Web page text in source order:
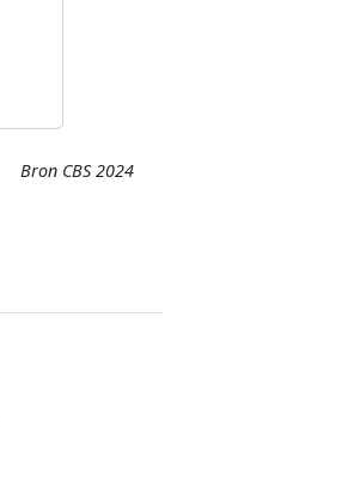
Bron CBS 2024